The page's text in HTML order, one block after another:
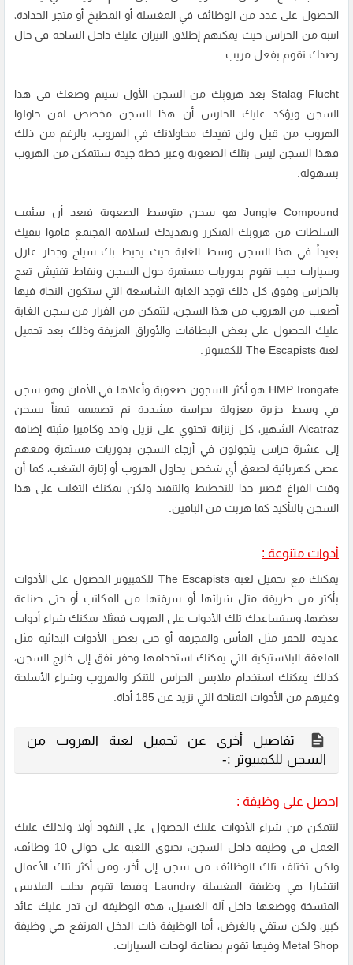
الحصول على عدد من الوظائف في المغسلة أو المطبخ أو متجر الحدادة،
انتبه من الحراس حيث يمكنهم إطلاق النيران عليك داخل الساحة في حال
رصدك تقوم بفعل مريب.
Stalag Flucht بعد هروبِك من السجن الأول سيتم وضعك في هذا
السجن ويؤكد عليك الحارس أن هذا السجن مخصص لمن حاولوا
الهروب من قبل ولن تفيدك محاولاتك في الهروب، بالرغم من ذلك
فهذا السجن ليس بتلك الصعوبة وعبر خطة جيدة ستتمكن من الهروب
بسهولة.
Jungle Compound هو سجن متوسط الصعوبة فبعد أن سئمت
السلطات من هروبك المتكرر وتهديدك لسلامة المجتمع قاموا بنفيك
بعيداً في هذا السجن وسط الغابة حيث يحيط بك سياج وجدار عازل
وسيارات جيب تقوم بدوريات مستمرة حول السجن ونقاط تفتيش تعج
بالحراس وفوق كل ذلك توجد الغابة الشاسعة التي ستكون النجاة فيها
أصعب من الهروب من هذا السجن، لتتمكن من الفرار من سجن الغابة
عليك الحصول على بعض البطاقات والأوراق المزيفة وذلك بعد تحميل
لعبة The Escapists للكمبيوتر.
HMP Irongate هو أكثر السجون صعوبة وأعلاها في الأمان وهو سجن
في وسط جزيرة معزولة بحراسة مشددة تم تصميمه تيمناً بسجن
Alcatraz الشهير، كل زنزانة تحتوي على نزيل واحد وكاميرا مثبتة إضافة
إلى عشرة حراس يتجولون في أرجاء السجن بدوريات مستمرة ومعهم
عصى كهربائية لصعق أي شخص يحاول الهروب أو إثارة الشغب، كما أن
وقت الفراغ قصير جدا للتخطيط والتنفيذ ولكن يمكنك التغلب على هذا
السجن بالتأكيد كما هربت من الباقين.
أدوات متنوعة :
يمكنك مع تحميل لعبة The Escapists للكمبيوتر الحصول على الأدوات
بأكثر من طريقة مثل شرائها أو سرقتها من المكاتب أو حتى صناعة
بعضها، وستساعدك تلك الأدوات على الهروب فمثلا يمكنك شراء أدوات
عديدة للحفر مثل الفأس والمجرفة أو حتى بعض الأدوات البدائية مثل
الملعقة البلاستيكية التي يمكنك استخدامها وحفر نفق إلى خارج السجن،
كذلك يمكنك استخدام ملابس الحراس للتنكر والهروب وشراء الأسلحة
وغيرهم من الأدوات المتاحة التي تزيد عن 185 أداة.
تفاصيل أخرى عن تحميل لعبة الهروب من
السجن للكمبيوتر :-
احصل على وظيفة :
لتتمكن من شراء الأدوات عليك الحصول على النقود أولا ولذلك عليك
العمل في وظيفة داخل السجن، تحتوي اللعبة على حوالي 10 وظائف،
ولكن تختلف تلك الوظائف من سجن إلى أخر، ومن أكثر تلك الأعمال
انتشارا هي وظيفة المغسلة Laundry وفيها تقوم بجلب الملابس
المتسخة ووضعها داخل آلة الغسيل، هذه الوظيفة لن تدر عليك عائد
كبير، ولكن ستفي بالغرض، أما الوظيفة ذات الدخل المرتفع هي وظيفة
Metal Shop وفيها تقوم بصناعة لوحات السيارات.